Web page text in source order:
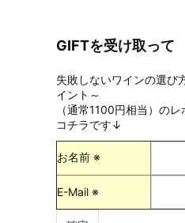
GIFTを受け取って
失敗しないワインの選
イント～
（通常1100円相当）の
コチラです↓
お名前 ※
E-Mail ※